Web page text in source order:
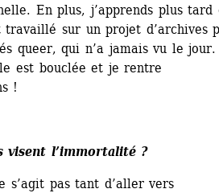
En plus, j’apprends plus tard
sur un projet d’archives
queer, qui n’a jamais vu le jour.
est bouclée et je rentre
!
visent l’immortalité ?
pas tant d’aller vers